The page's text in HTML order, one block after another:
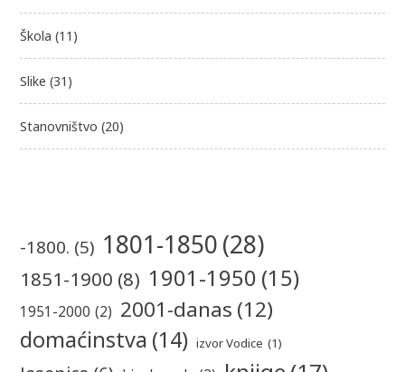
Škola (11)
Slike (31)
Stanovništvo (20)
-1800. (5) 1801-1850(28)
1851-1900 (8) 1901-1950 (15)
1951-2000 (2) 2001-danas (12)
domaćinstva (14) izvor Vodice (1)